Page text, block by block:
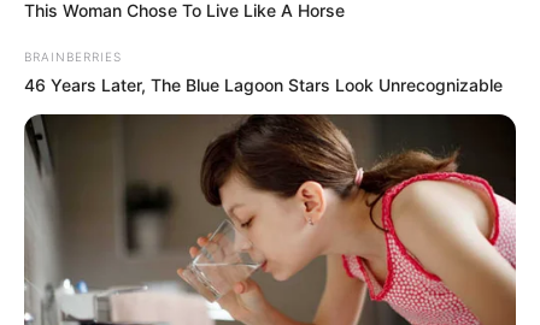
MANTÉNGASE EN ALERTA
Tenemos todas las noticias que le
interesan. Para estar bien informado, por
favor, active las notificaciones de Alerta.
ACTIVAR AHORA
This Woman Chose To Live Like A Horse
BRAINBERRIES
46 Years Later, The Blue Lagoon Stars Look Unrecognizable